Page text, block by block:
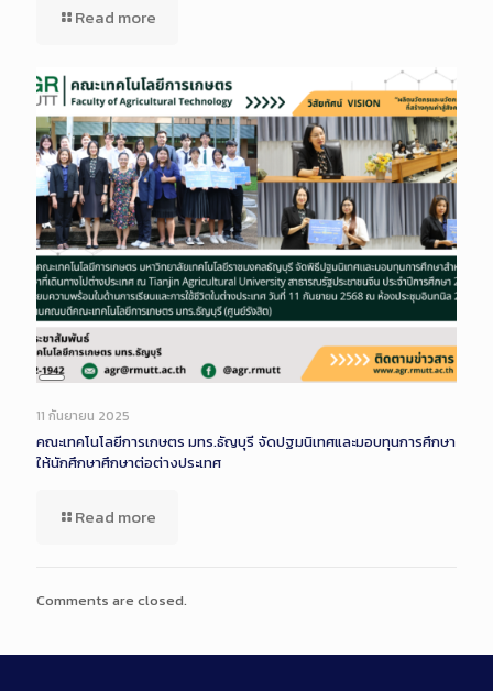
Read more
Long
Description
11 กันยายน 2025
คณะเทคโนโลยีการเกษตร มทร.ธัญบุรี จัดปฐมนิเทศและมอบทุนการศึกษา
ให้นักศึกษาศึกษาต่อต่างประเทศ
Read more
Comments are closed.